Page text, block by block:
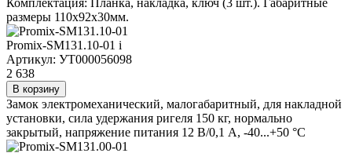
Комплектация: Планка, накладка, ключ (3 шт.). Габаритные
размеры 110х92х30мм.
Promix-SM131.10-01 i
Артикул: УТ000056098
2 638
В корзину
Замок электромеханический, малогабаритный, для накладной
установки, сила удержания ригеля 150 кг, нормально
закрытый, напряжение питания 12 В/0,1 А, -40...+50 °С